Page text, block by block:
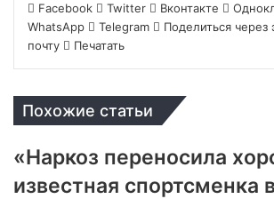
Facebook
Twitter Вконтакте
WhatsApp
Telegram
Поделиться через
почту
Печатать
Похожие статьи
«Наркоз переносила
известная спортсменка